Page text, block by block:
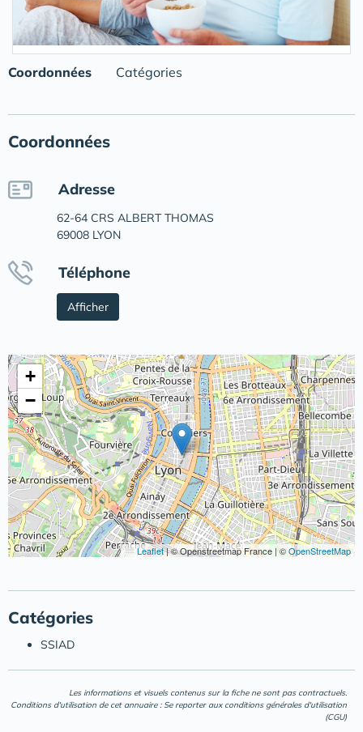
Coordonnées Catégories
Coordonnées
Adresse
62-64 CRS ALBERT THOMAS
69008 LYON
Téléphone
Afficher
+
−
Leaflet|© Openstreetmap France | ©OpenStreetMap
Catégories
SSIAD
Les informations et visuels contenus sur la fiche ne sont pas contractuels.
Conditions d'utilisation de cet annuaire : Se reporter aux conditions générales d'utilisation
(CGU)